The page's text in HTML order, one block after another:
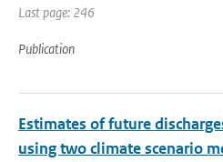
Last page: 246
Publication
Estimates of future
using two climate scenario